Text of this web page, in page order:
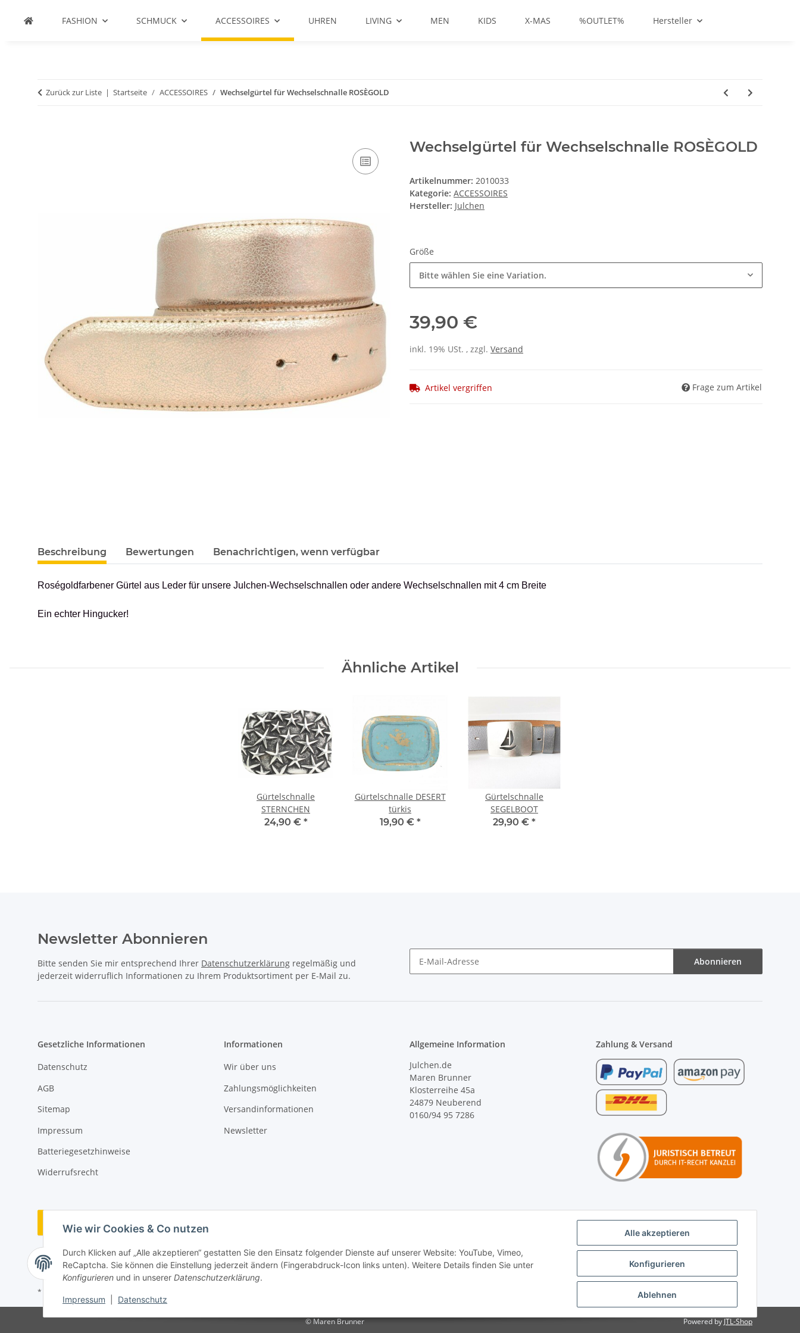
Alle akzeptieren
Konfigurieren
Ablehnen
Wie wir Cookies & Co nutzen
Durch Klicken auf „Alle akzeptieren“ gestatten Sie den Einsatz folgender Dienste auf unserer Website: YouTube, Vimeo,
ReCaptcha. Sie können die Einstellung jederzeit ändern (Fingerabdruck-Icon links unten). Weitere Details finden Sie unter
Konfigurieren und in unserer Datenschutzerklärung.
Impressum Datenschutz
FASHION SCHMUCK ACCESSOIRES UHREN LIVING MEN KIDS X-MAS %OUTLET% Hersteller
Zurück zur Liste Startseite ACCESSOIRES Wechselgürtel für Wechselschnalle ROSÈGOLD
Wechselgürtel für Wechselschnalle ROSÈGOLD
Artikelnummer: 2010033
Kategorie: ACCESSOIRES
Hersteller: Julchen
Größe
Bitte wählen Sie eine Variation.
39,90 €
inkl. 19% USt. , zzgl. Versand
Artikel vergriffen Frage zum Artikel
Beschreibung Bewertungen Benachrichtigen, wenn verfügbar
Roségoldfarbener Gürtel aus Leder für unsere Julchen-Wechselschnallen oder andere Wechselschnallen mit 4 cm Breite
Ein echter Hingucker!
Ähnliche Artikel
Gürtelschnalle
STERNCHEN
24,90 € *
Gürtelschnalle DESERT
türkis
19,90 € *
Gürtelschnalle
SEGELBOOT
29,90 € *
Newsletter Abonnieren
Bitte senden Sie mir entsprechend Ihrer Datenschutzerklärung regelmäßig und
jederzeit widerruflich Informationen zu Ihrem Produktsortiment per E-Mail zu.
Abonnieren
Gesetzliche Informationen
Datenschutz
AGB
Sitemap
Impressum
Batteriegesetzhinweise
Widerrufsrecht
Informationen
Wir über uns
Zahlungsmöglichkeiten
Versandinformationen
Newsletter
Allgemeine Information
Julchen.de
Maren Brunner
Klosterreihe 45a
24879 Neuberend
0160/94 95 7286
Zahlung & Versand
Vertrag widerrufen
* Alle Preise inkl. gesetzlicher USt., zzgl.
© Maren Brunner Powered by JTL-Shop